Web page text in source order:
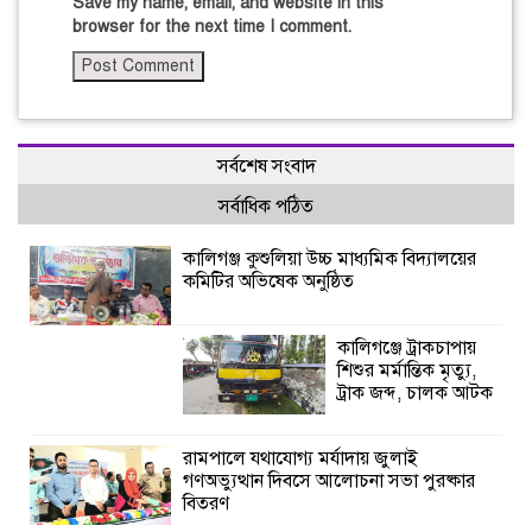
browser for the next time I comment.
সর্বশেষ সংবাদ
সর্বাধিক পঠিত
কালিগঞ্জ কুশুলিয়া উচ্চ মাধ্যমিক বিদ্যালয়ের
কমিটির অভিষেক অনুষ্ঠিত
কালিগঞ্জে ট্রাকচাপায়
শিশুর মর্মান্তিক মৃত্যু,
ট্রাক জব্দ, চালক আটক
রামপালে যথাযোগ্য মর্যাদায় জুলাই
গণঅভ্যুত্থান দিবসে আলোচনা সভা পুরষ্কার
বিতরণ